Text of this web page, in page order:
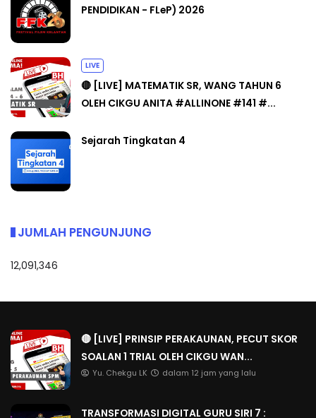
PENDIDIKAN - FLeP) 2026
LIVE
🔴 [LIVE] MATEMATIK SR, WANG TAHUN 6
OLEH CIKGU ANITA #ALLINONE #141 #...
Sejarah Tingkatan 4
JUMLAH PENGUNJUNG
12,091,346
🔴 [LIVE] PRINSIP PERAKAUNAN, PECUT SKOR
SOALAN 1 TRIAL OLEH CIKGU WAN...
Yu. Chekgu LK dalam 12 jam yang lalu
TRANSFORMASI DIGITAL GURU SIRI 7 :